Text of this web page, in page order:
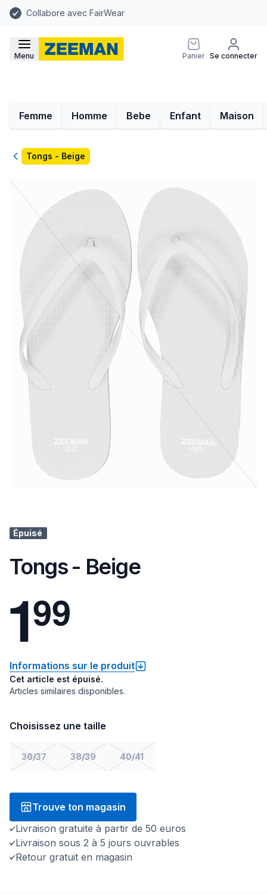
Collabore avec FairWear
Menu Panier Se connecter
Femme Homme Bebe Enfant Maison
RetourTongs - Beige
Épuisé
Tongs - Beige
199
Informations sur le produit
Cet article est épuisé.
Articles similaires disponibles.
Choisissez une taille
36/37 38/39 40/41
Trouve ton magasin
Livraison gratuite à partir de 50 euros
Livraison sous 2 à 5 jours ouvrables
Retour gratuit en magasin